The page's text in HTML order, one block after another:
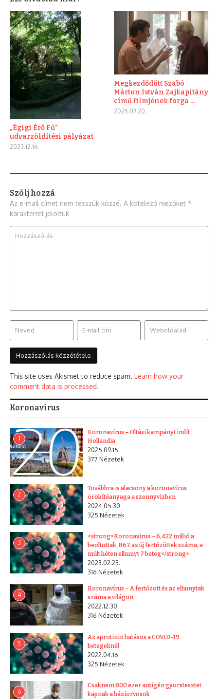
„Égigi Érő Fű”
udvarzöldítési pályázat
2023.12.16.
Megkezdődött Szabó
Márton István Zajkapitány
című filmjének forga ...
2025.07.20.
Szólj hozzá
Az e-mail címet nem tesszük közzé. A kötelező mezőket *
karakterrel jelöltük
This site uses Akismet to reduce spam. Learn how your
comment data is processed.
Koronavírus
1
Koronavírus – Oltási kampányt indít
Hollandia
2025.09.15.
377 Nézetek
2
Továbbra is alacsony a koronavírus
örökítőanyaga a szennyvízben
2024.05.30.
325 Nézetek
3
<strong>Koronavírus – 6,422 millió a
beoltottak, 867 az új fertőzöttek száma, a
múlt héten elhunyt 7 beteg</strong>
2023.02.23.
316 Nézetek
4
Koronavírus – A fertőzött és az elhunytak
száma a világon
2022.12.30.
316 Nézetek
5
Az aprotinin hatásos a COVID-19
betegeknél
2022.04.16.
325 Nézetek
6
Csaknem 800 ezer antigén gyorstesztet
kapnak a háziorvosok